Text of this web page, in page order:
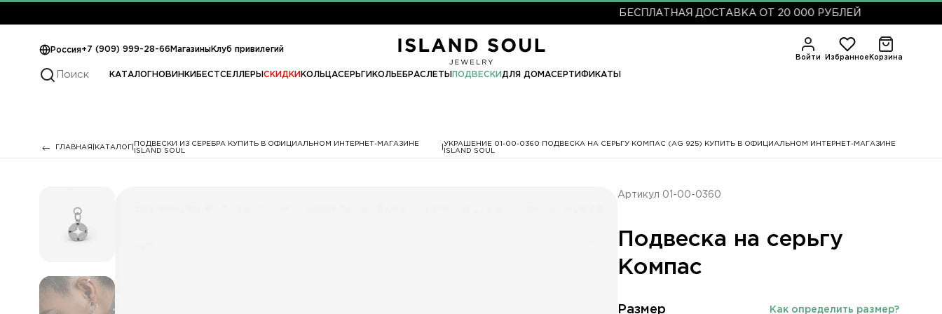
БЕСПЛАТНАЯ ДОСТАВКА ОТ 20 000 РУБЛЕЙ
Россия+7 (909) 999-28-66 МагазиныКлуб привилегий
Войти Избранное Корзина
КАТАЛОГНОВИНКИ БЕСТСЕЛЛЕРЫ СКИДКИ КОЛЬЦАСЕРЬГИ КОЛЬЕ БРАСЛЕТЫ ПОДВЕСКИДЛЯ ДОМАСЕРТИФИКАТЫ
ГЛАВНАЯ КАТАЛОГ
ПОДВЕСКИ ИЗ СЕРЕБРА КУПИТЬ В ОФИЦИАЛЬНОМ ИНТЕРНЕТ-МАГАЗИНЕ
ISLAND SOUL
УКРАШЕНИЕ 01-00-0360 ПОДВЕСКА НА СЕРЬГУ КОМПАС (AG 925) КУПИТЬ В ОФИЦИАЛЬНОМ ИНТЕРНЕТ-МАГАЗИНЕ
ISLAND SOUL
Артикул 01-00-0360
Подвеска на серьгу
Компас
Размер Как определить размер?